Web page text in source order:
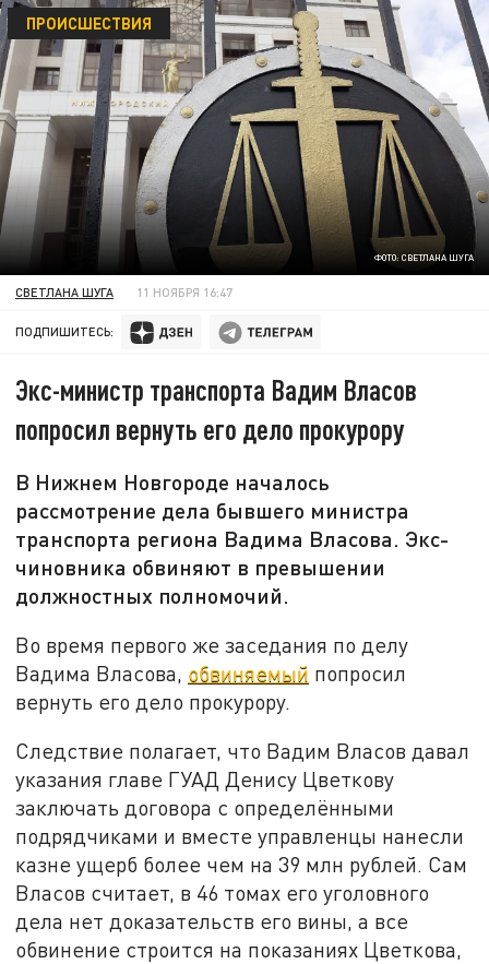
ФОТО: СВЕТЛАНА ШУГА
ПРОИСШЕСТВИЯ
СВЕТЛАНА ШУГА 11 НОЯБРЯ 16:47
ПОДПИШИТЕСЬ:
Экс-министр транспорта Вадим Власов
попросил вернуть его дело прокурору
В Нижнем Новгороде началось
рассмотрение дела бывшего министра
транспорта региона Вадима Власова. Экс-
чиновника обвиняют в превышении
должностных полномочий.
Во время первого же заседания по делу
Вадима Власова, обвиняемый попросил
вернуть его дело прокурору.
Следствие полагает, что Вадим Власов давал
указания главе ГУАД Денису Цветкову
заключать договора с определёнными
подрядчиками и вместе управленцы нанесли
казне ущерб более чем на 39 млн рублей. Сам
Власов считает, в 46 томах его уголовного
дела нет доказательств его вины, а все
обвинение строится на показаниях Цветкова,